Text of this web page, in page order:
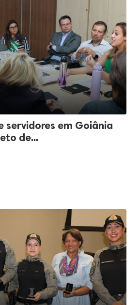
servidores em Goiânia
de...